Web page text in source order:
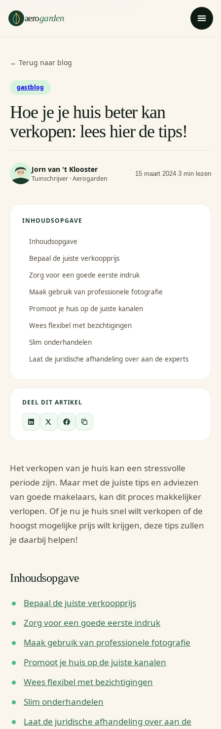
aerogarden
← Terug naar blog
gastblog
Hoe je je huis beter kan
verkopen: lees hier de tips!
Jorn van 't Klooster
Tuinschrijver · Aerogarden
15 maart 2024·3 min lezen
INHOUDSOPGAVE
Inhoudsopgave
Bepaal de juiste verkoopprijs
Zorg voor een goede eerste indruk
Maak gebruik van professionele fotografie
Promoot je huis op de juiste kanalen
Wees flexibel met bezichtigingen
Slim onderhandelen
Laat de juridische afhandeling over aan de experts
DEEL DIT ARTIKEL
Het verkopen van je huis kan een stressvolle
periode zijn. Maar met de juiste tips en adviezen
van goede makelaars, kan dit proces makkelijker
verlopen. Of je nu je huis snel wilt verkopen of de
hoogst mogelijke prijs wilt krijgen, deze tips zullen
je daarbij helpen!
Inhoudsopgave
Bepaal de juiste verkoopprijs
Zorg voor een goede eerste indruk
Maak gebruik van professionele fotografie
Promoot je huis op de juiste kanalen
Wees flexibel met bezichtigingen
Slim onderhandelen
Laat de juridische afhandeling over aan de